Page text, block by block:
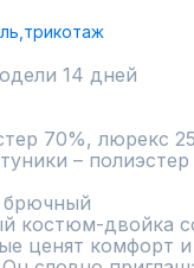
трикотаж
14 дней
70%, люрекс
– полиэстер
брючный
костюм-двойка
ценят комфорт и